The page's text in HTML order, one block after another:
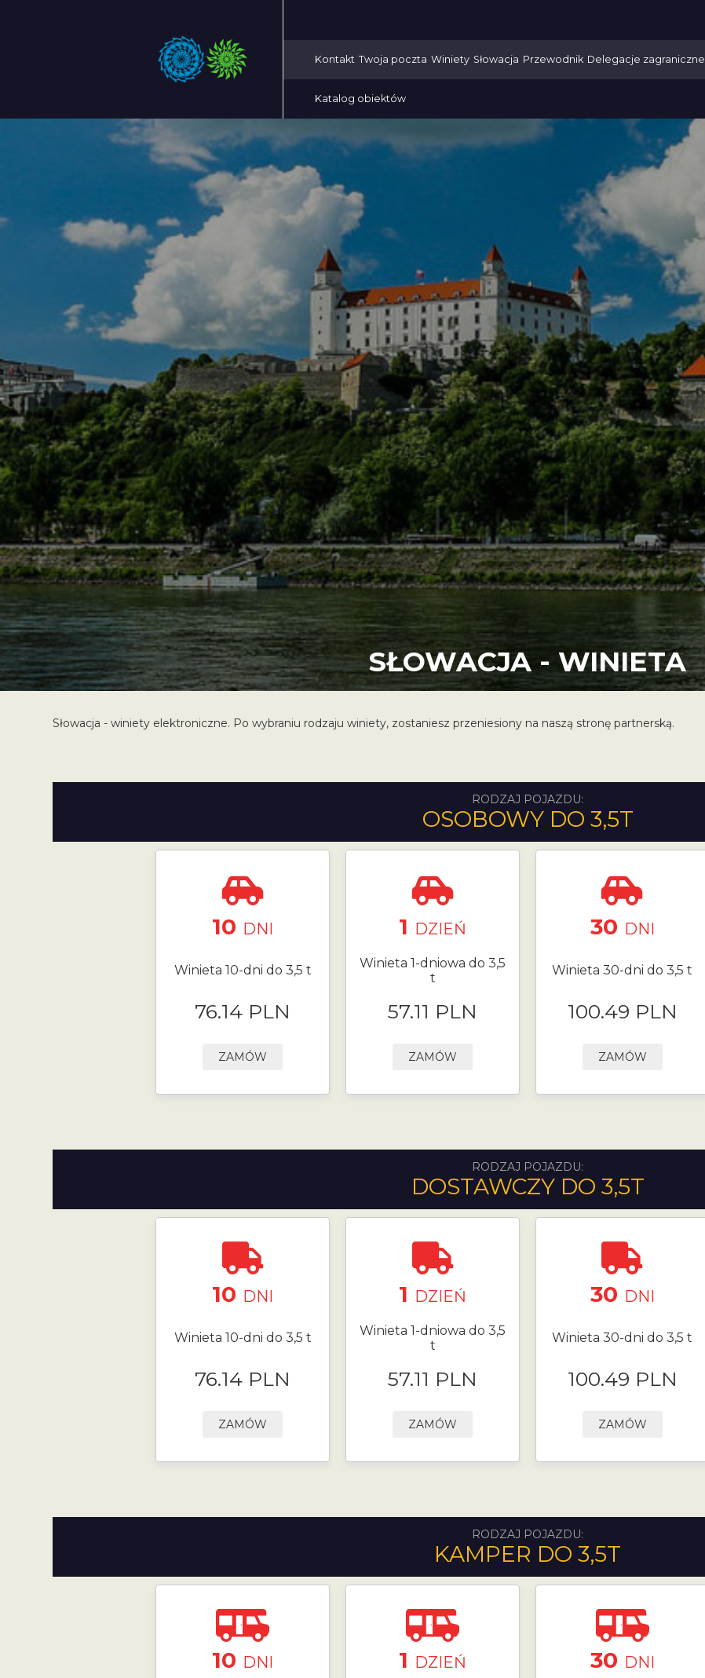
Kontakt Twoja poczta Winiety Słowacja Przewodnik Delegacje zagraniczne
Katalog obiektów
SŁOWACJA - WINIETA
Słowacja - winiety elektroniczne. Po wybraniu rodzaju winiety, zostaniesz przeniesiony na naszą stronę partnerską.
RODZAJ POJAZDU:
OSOBOWY DO 3,5T
10 DNI
Winieta 10-dni do 3,5 t
76.14 PLN
ZAMÓW
1 DZIEŃ
Winieta 1-dniowa do 3,5
t
57.11 PLN
ZAMÓW
30 DNI
Winieta 30-dni do 3,5 t
100.49 PLN
ZAMÓW
RODZAJ POJAZDU:
DOSTAWCZY DO 3,5T
10 DNI
Winieta 10-dni do 3,5 t
76.14 PLN
ZAMÓW
1 DZIEŃ
Winieta 1-dniowa do 3,5
t
57.11 PLN
ZAMÓW
30 DNI
Winieta 30-dni do 3,5 t
100.49 PLN
ZAMÓW
RODZAJ POJAZDU:
KAMPER DO 3,5T
10 DNI 1 DZIEŃ 30 DNI